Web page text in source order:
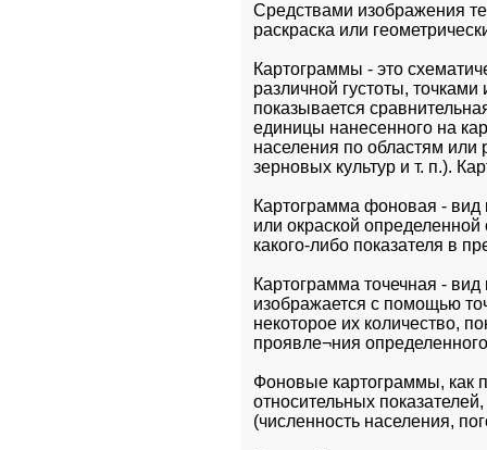
Средствами изображения
раскраска или
Картограммы - это
различной густоты,
показывается
единицы нанесенного на
населения по областям или
зерновых культур и т. п.).
Картограмма фоновая - вид
или окраской
какого-либо показателя в
Картограмма точечная -
изображается с помощью
некоторое их количество,
проявле¬ния
Фоновые картограммы, как
относительных
(численность населения,